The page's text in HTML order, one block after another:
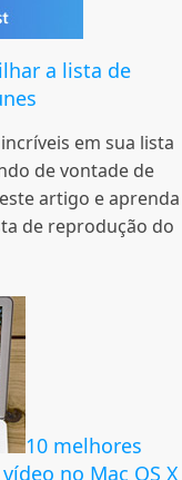
a lista de
em sua lista
de vontade de
artigo e aprenda
de reprodução do
10 melhores
no Mac OS X